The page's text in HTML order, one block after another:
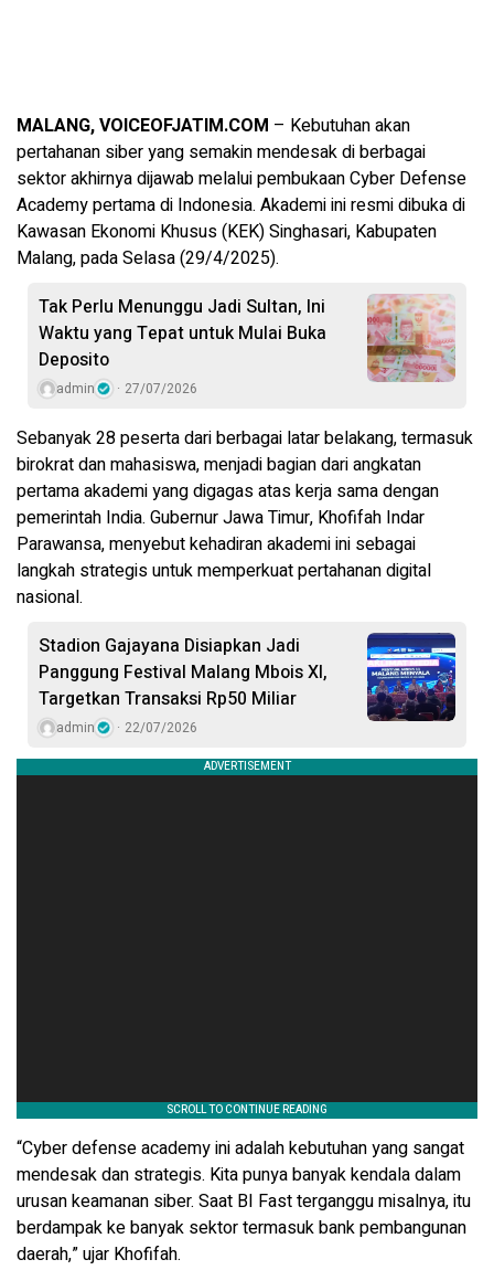
MALANG, VOICEOFJATIM.COM – Kebutuhan akan
pertahanan siber yang semakin mendesak di berbagai
sektor akhirnya dijawab melalui pembukaan Cyber Defense
Academy pertama di Indonesia. Akademi ini resmi dibuka di
Kawasan Ekonomi Khusus (KEK) Singhasari, Kabupaten
Malang, pada Selasa (29/4/2025).
Tak Perlu Menunggu Jadi Sultan, Ini
Waktu yang Tepat untuk Mulai Buka
Deposito
admin 27/07/2026
Sebanyak 28 peserta dari berbagai latar belakang, termasuk
birokrat dan mahasiswa, menjadi bagian dari angkatan
pertama akademi yang digagas atas kerja sama dengan
pemerintah India. Gubernur Jawa Timur, Khofifah Indar
Parawansa, menyebut kehadiran akademi ini sebagai
langkah strategis untuk memperkuat pertahanan digital
nasional.
Stadion Gajayana Disiapkan Jadi
Panggung Festival Malang Mbois XI,
Targetkan Transaksi Rp50 Miliar
admin 22/07/2026
“Cyber defense academy ini adalah kebutuhan yang sangat
mendesak dan strategis. Kita punya banyak kendala dalam
urusan keamanan siber. Saat BI Fast terganggu misalnya, itu
berdampak ke banyak sektor termasuk bank pembangunan
daerah,” ujar Khofifah.